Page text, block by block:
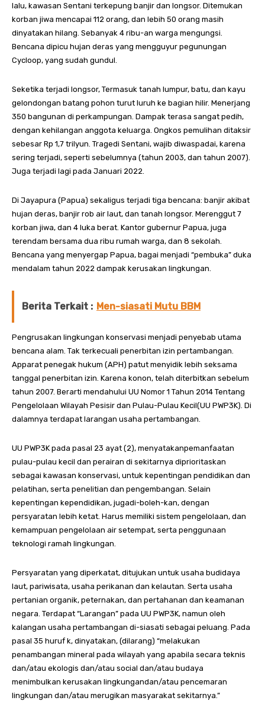
lalu, kawasan Sentani terkepung banjir dan longsor. Ditemukan
korban jiwa mencapai 112 orang, dan lebih 50 orang masih
dinyatakan hilang. Sebanyak 4 ribu-an warga mengungsi.
Bencana dipicu hujan deras yang mengguyur pegunungan
Cycloop, yang sudah gundul.
Seketika terjadi longsor, Termasuk tanah lumpur, batu, dan kayu
gelondongan batang pohon turut luruh ke bagian hilir. Menerjang
350 bangunan di perkampungan. Dampak terasa sangat pedih,
dengan kehilangan anggota keluarga. Ongkos pemulihan ditaksir
sebesar Rp 1,7 trilyun. Tragedi Sentani, wajib diwaspadai, karena
sering terjadi, seperti sebelumnya (tahun 2003, dan tahun 2007).
Juga terjadi lagi pada Januari 2022.
Di Jayapura (Papua) sekaligus terjadi tiga bencana: banjir akibat
hujan deras, banjir rob air laut, dan tanah longsor. Merenggut 7
korban jiwa, dan 4 luka berat. Kantor gubernur Papua, juga
terendam bersama dua ribu rumah warga, dan 8 sekolah.
Bencana yang menyergap Papua, bagai menjadi “pembuka” duka
mendalam tahun 2022 dampak kerusakan lingkungan.
Berita Terkait : Men-siasati Mutu BBM
Pengrusakan lingkungan konservasi menjadi penyebab utama
bencana alam. Tak terkecuali penerbitan izin pertambangan.
Apparat penegak hukum (APH) patut menyidik lebih seksama
tanggal penerbitan izin. Karena konon, telah diterbitkan sebelum
tahun 2007. Berarti mendahului UU Nomor 1 Tahun 2014 Tentang
Pengelolaan Wilayah Pesisir dan Pulau-Pulau Kecil(UU PWP3K). Di
dalamnya terdapat larangan usaha pertambangan.
UU PWP3K pada pasal 23 ayat (2), menyatakanpemanfaatan
pulau-pulau kecil dan perairan di sekitarnya diprioritaskan
sebagai kawasan konservasi, untuk kepentingan pendidikan dan
pelatihan, serta penelitian dan pengembangan. Selain
kepentingan kependidikan, jugadi-boleh-kan, dengan
persyaratan lebih ketat. Harus memiliki sistem pengelolaan, dan
kemampuan pengelolaan air setempat, serta penggunaan
teknologi ramah lingkungan.
Persyaratan yang diperkatat, ditujukan untuk usaha budidaya
laut, pariwisata, usaha perikanan dan kelautan. Serta usaha
pertanian organik, peternakan, dan pertahanan dan keamanan
negara. Terdapat “Larangan” pada UU PWP3K, namun oleh
kalangan usaha pertambangan di-siasati sebagai peluang. Pada
pasal 35 huruf k, dinyatakan, (dilarang) “melakukan
penambangan mineral pada wilayah yang apabila secara teknis
dan/atau ekologis dan/atau social dan/atau budaya
menimbulkan kerusakan lingkungandan/atau pencemaran
lingkungan dan/atau merugikan masyarakat sekitarnya.”